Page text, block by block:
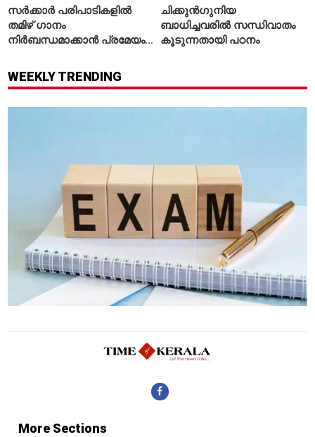
സർക്കാർ പരിപാടികളിൽ
തമിഴ് ഗാനം
നിർബന്ധമാക്കാൻ പ്രമേയം;
ചിക്കുൻഗുനിയ
ബാധിച്ചവരിൽ സന്ധിവാതം
കൂടുന്നതായി പഠനം
WEEKLY TRENDING
More Sections